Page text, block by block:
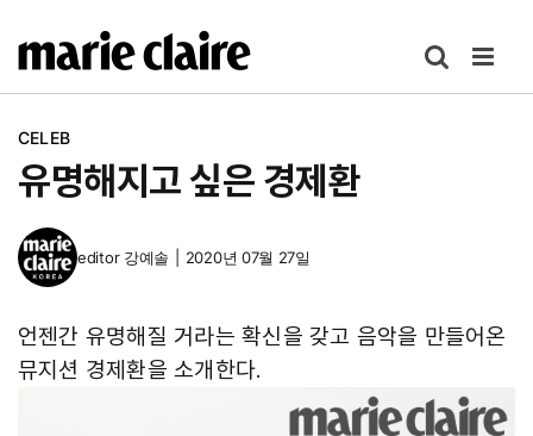
텐
건CELEB
유명해지고 싶은 경제환
editor 강예솔 2020년 07월 27일
언젠간 유명해질 거라는 확신을 갖고 음악을 만들어온
뮤지션 경제환을 소개한다.